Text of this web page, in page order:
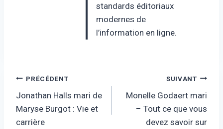
standards éditoriaux
modernes de
l’information en ligne.
Navigation
de
l’article
PRÉCÉDENT
Jonathan Halls mari de
Maryse Burgot : Vie et
carrière
SUIVANT
Monelle Godaert mari
– Tout ce que vous
devez savoir sur